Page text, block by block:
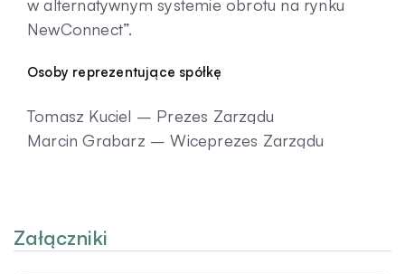
w alternatywnym systemie obrotu na rynku
NewConnect”.
Osoby reprezentujące spółkę
Tomasz Kuciel – Prezes Zarządu
Marcin Grabarz – Wiceprezes Zarządu
Załączniki